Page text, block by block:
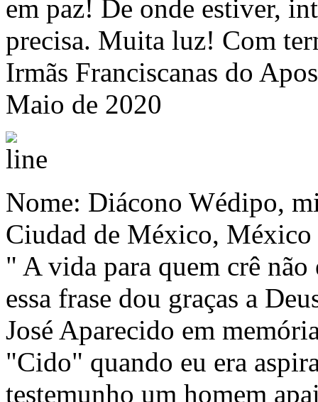
em paz! De onde estiver,
precisa. Muita luz! Com
Irmãs Franciscanas do
Maio de 2020
Nome: Diácono Wédipo,
Ciudad de México, México
" A vida para quem crê
essa frase dou graças a
José Aparecido em
"Cido" quando eu era
testemunho um homem